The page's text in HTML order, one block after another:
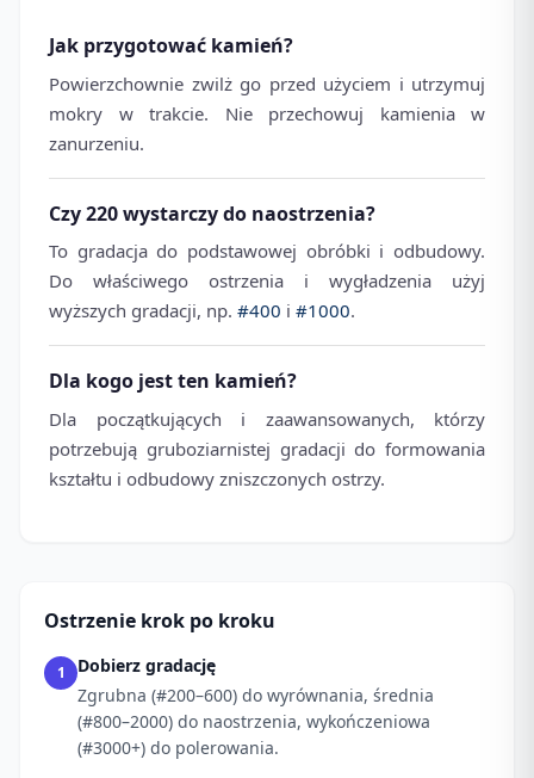
Jak przygotować kamień?
Powierzchownie zwilż go przed użyciem i utrzymuj
mokry w trakcie. Nie przechowuj kamienia w
zanurzeniu.
Czy 220 wystarczy do naostrzenia?
To gradacja do podstawowej obróbki i odbudowy.
Do właściwego ostrzenia i wygładzenia użyj
wyższych gradacji, np. #400 i #1000.
Dla kogo jest ten kamień?
Dla początkujących i zaawansowanych, którzy
potrzebują gruboziarnistej gradacji do formowania
kształtu i odbudowy zniszczonych ostrzy.
Ostrzenie krok po kroku
1
Dobierz gradację
Zgrubna (#200–600) do wyrównania, średnia
(#800–2000) do naostrzenia, wykończeniowa
(#3000+) do polerowania.